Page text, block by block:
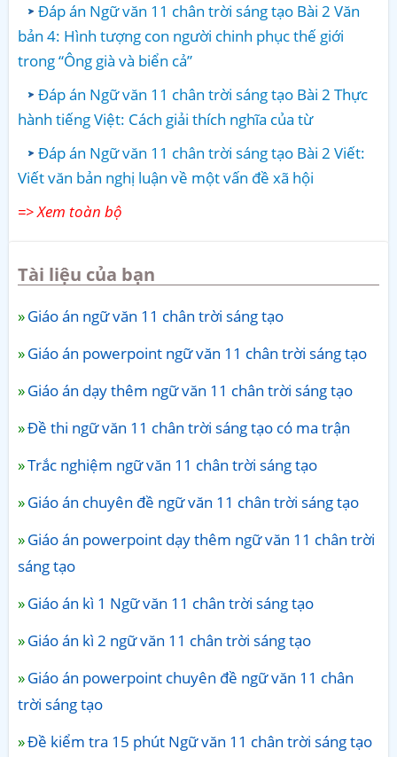
Đáp án Ngữ văn 11 chân trời sáng tạo Bài 2 Văn
bản 4: Hình tượng con người chinh phục thế giới
trong “Ông già và biển cả”
Đáp án Ngữ văn 11 chân trời sáng tạo Bài 2 Thực
hành tiếng Việt: Cách giải thích nghĩa của từ
Đáp án Ngữ văn 11 chân trời sáng tạo Bài 2 Viết:
Viết văn bản nghị luận về một vấn đề xã hội
=> Xem toàn bộ
Tài liệu của bạn
Giáo án ngữ văn 11 chân trời sáng tạo
Giáo án powerpoint ngữ văn 11 chân trời sáng tạo
Giáo án dạy thêm ngữ văn 11 chân trời sáng tạo
Đề thi ngữ văn 11 chân trời sáng tạo có ma trận
Trắc nghiệm ngữ văn 11 chân trời sáng tạo
Giáo án chuyên đề ngữ văn 11 chân trời sáng tạo
Giáo án powerpoint dạy thêm ngữ văn 11 chân trời
sáng tạo
Giáo án kì 1 Ngữ văn 11 chân trời sáng tạo
Giáo án kì 2 ngữ văn 11 chân trời sáng tạo
Giáo án powerpoint chuyên đề ngữ văn 11 chân
trời sáng tạo
Đề kiểm tra 15 phút Ngữ văn 11 chân trời sáng tạo